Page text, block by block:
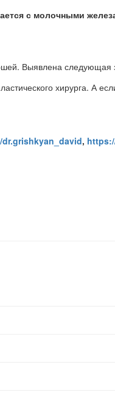
с молочными
Выявлена
хирурга. А
,